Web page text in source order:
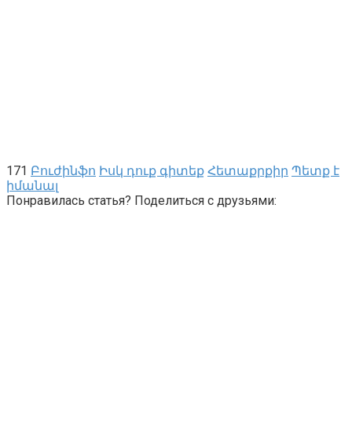
171 Բուժինֆո Իսկ դուք գիտեք Հետաքրքիր Պետք է
իմանալ
Понравилась статья? Поделиться с друзьями: